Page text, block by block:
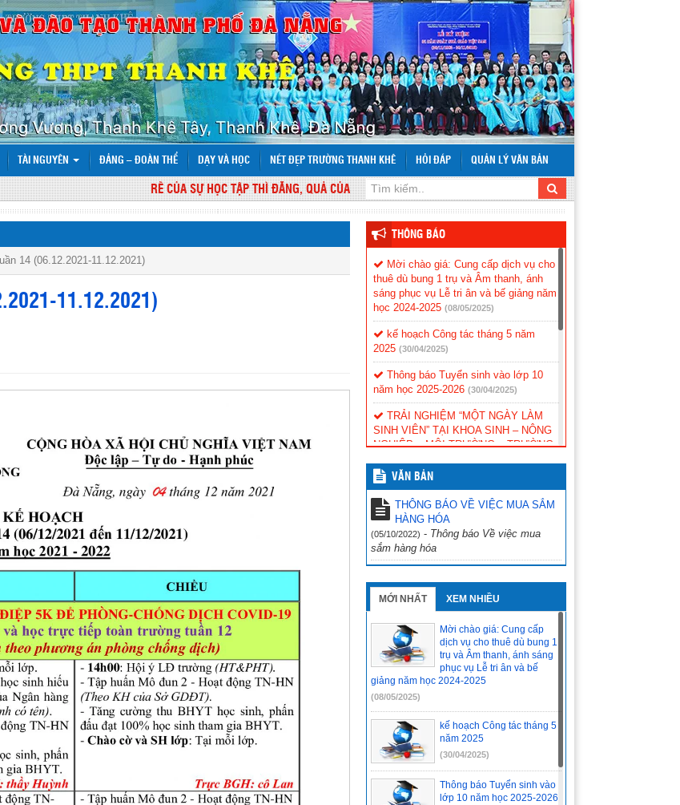
TÀI NGUYÊN ĐẢNG – ĐOÀN THỂ DẠY VÀ HỌC NÉT ĐẸP TRƯỜNG THANH KHÊ HỎI ĐÁP QUẢN LÝ VĂN BẢN
RỄ CỦA SỰ HỌC TẬP THÌ ĐẮNG, QUẢ CỦA SỰ HỌC TẬP THÌ NGỌT.
14 (06.12.2021-11.12.2021)
11.12.2021)
THÔNG BÁO
Mời chào giá: Cung cấp dịch vụ cho
thuê dù bung 1 trụ và Âm thanh, ánh
sáng phục vụ Lễ tri ân và bế giảng năm
học 2024-2025 (08/05/2025)
kế hoạch Công tác tháng 5 năm
2025 (30/04/2025)
Thông báo Tuyển sinh vào lớp 10
năm học 2025-2026 (30/04/2025)
TRẢI NGHIỆM “MỘT NGÀY LÀM
SINH VIÊN” TẠI KHOA SINH – NÔNG
NGHIỆP – MÔI TRƯỜNG – TRƯỜNG
(21/04/2025)
ĐỀ CƯƠNG ÔN THI TỐT NGHIỆP
MÔN VẬT LÍ LỚP 12 NĂM HỌC 2024-
2025 (21/04/2025)
ĐỀ CƯƠNG ÔN THI TỐT NGHIỆP
MÔN NGỮ VĂN LỚP 12 NĂM HỌC
2024-2025 (21/04/2025)
ĐỀ CƯƠNG ÔN THI TỐT NGHIỆP
MÔN TIẾNG ANH LỚP 12 NĂM HỌC
2024-2025
(21/04/2025)
ĐỀ CƯƠNG ÔN THI TỐT NGHIỆP
MÔN CNNN LỚP 12 NĂM HỌC 2024-
2025 (21/04/2025)
VĂN BẢN
THÔNG BÁO VỀ VIỆC MUA SẮM
HÀNG HÓA
(05/10/2022) - Thông báo Về việc mua
sắm hàng hóa
MỚI NHẤT XEM NHIỀU
Mời chào giá: Cung cấp
dịch vụ cho thuê dù bung 1
trụ và Âm thanh, ánh sáng
phục vụ Lễ tri ân và bế
giảng năm học 2024-2025
(08/05/2025)
kế hoạch Công tác tháng 5
năm 2025
(30/04/2025)
Thông báo Tuyển sinh vào
lớp 10 năm học 2025-2026